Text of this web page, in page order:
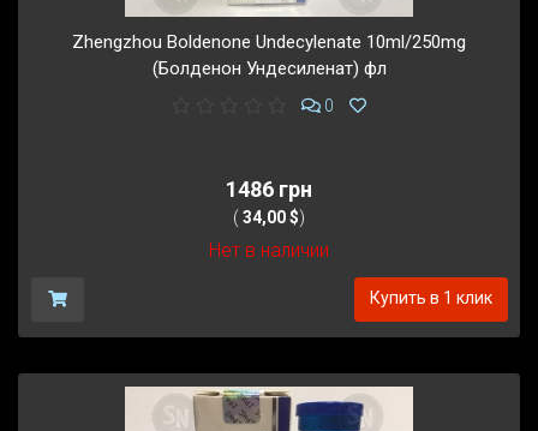
Zhengzhou Boldenone Undecylenate 10ml/250mg
(Болденон Ундесиленат) фл
0
1486 грн
( 34,00 $)
Нет в наличии
Купить в 1 клик